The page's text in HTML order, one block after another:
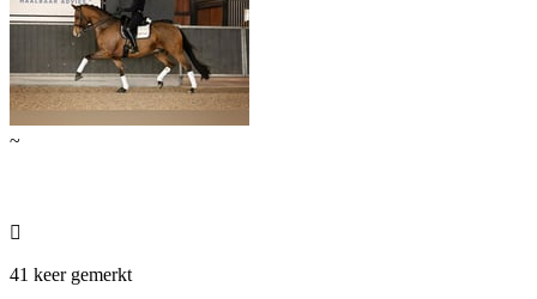
~

41 keer gemerkt